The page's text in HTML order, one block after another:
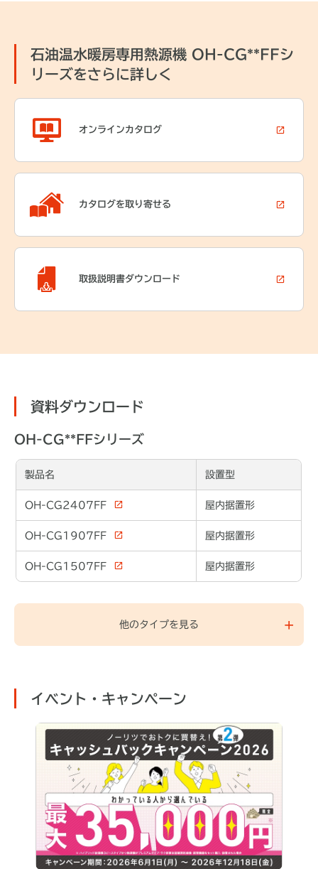
石油温水暖房専用熱源機 OH-CG**FFシ
リーズをさらに詳しく
オンラインカタログ
カタログを取り寄せる
取扱説明書ダウンロード
資料ダウンロード
OH-CG**FFシリーズ
製品名 設置型
OH-CG2407FF 屋内据置形
OH-CG1907FF 屋内据置形
OH-CG1507FF 屋内据置形
他のタイプを見る
イベント・キャンペーン